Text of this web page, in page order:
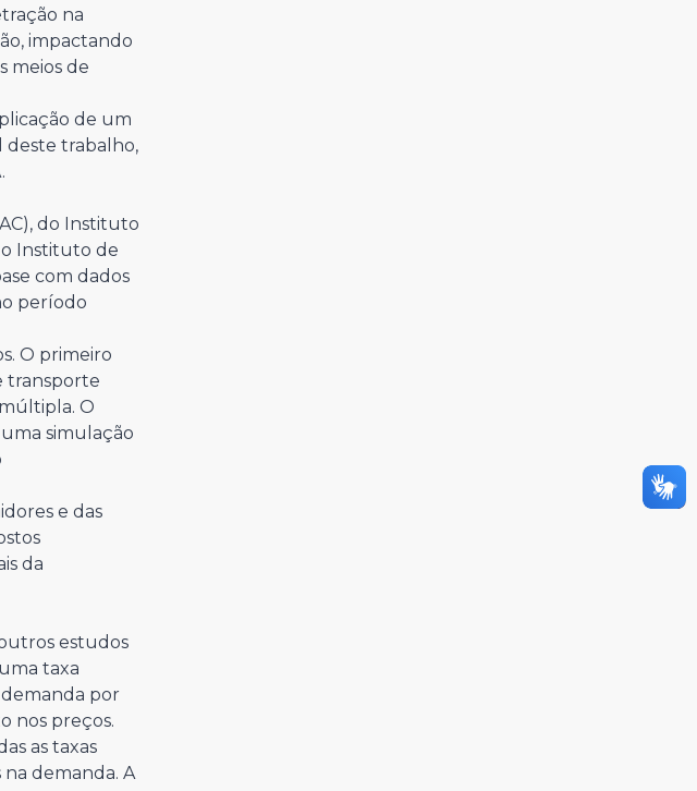
na
impactando
meios de
de um
deste trabalho,
do Instituto
Instituto de
com dados
período
O primeiro
transporte
O
simulação
e das
da
estudos
taxa
por
nos preços.
as taxas
na demanda. A